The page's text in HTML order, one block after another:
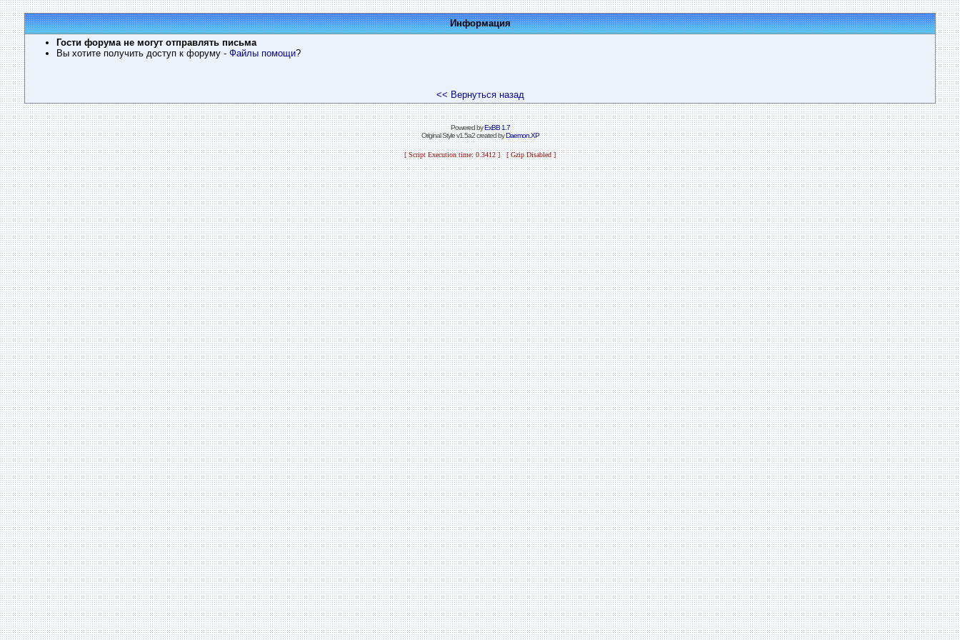
Информация
Гости форума не могут отправлять письма
Вы хотите получить доступ к форуму - Файлы помощи?
<< Вернуться назад
Powered byExBB 1.7
Original Style v1.5a2 created byDaemon.XP
[ Script Execution time: 0.3412 ] [ Gzip Disabled ]